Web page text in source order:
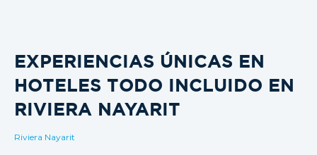
EXPERIENCIAS ÚNICAS EN
HOTELES TODO INCLUIDO EN
RIVIERA NAYARIT
Riviera Nayarit